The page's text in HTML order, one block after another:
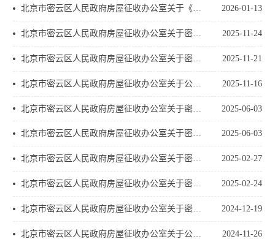
北京市密云区人民政府房屋征收办公室关于《密云水库防灾减灾及蓄水能力提升工程沙河地块配套九年一贯制学校建设工程项目房屋征收补偿方案（征求意见稿）》征求意见的公告 2026-01-13
北京市密云区人民政府房屋征收办公室关于密云水库防灾减灾及蓄水能力提升工程沙河地块配套九年一贯制学校建设工程项目房屋征收房地产价格评估机构协商投票结果的公告 2025-11-24
北京市密云区人民政府房屋征收办公室关于密云水库防灾减灾及蓄水能力提升工程沙河地块配套九年一贯制学校建设工程项目房屋征收协商投票选择房地产价格评估机构的通知 2025-11-21
北京市密云区人民政府房屋征收办公室关于公开选定密云水库防灾减灾及蓄水能力提升工程沙河地块配套九年一贯制学校建设工程项目房屋征收房地产价格评估机构报名的通知 2025-11-16
北京市密云区人民政府房屋征收办公室关于密云区大唐庄 小唐庄 王家楼三村棚户区改造项目国有土地上房屋征收预签房屋征收补偿安置协议工作的公告 2025-06-03
北京市密云区人民政府房屋征收办公室关于密云区大唐庄 小唐庄 王家楼三村棚户区改造项目国有土地上房屋征收补偿安置方案征求公众意见及修改情况的公告 2025-06-03
北京市密云区人民政府房屋征收办公室关于密云区大唐庄、小唐庄、王家楼三村棚户区改造项目房屋征收房地产价格评估机构协商投票结果的公告 2025-02-27
北京市密云区人民政府房屋征收办公室关于密云区大唐庄、小唐庄、王家楼三村棚户区改造项目国有土地上房屋征收协商投票选择房地产价格评估机构的通知 2025-02-24
北京市密云区人民政府房屋征收办公室关于密云水库防灾减灾及蓄水能力提升工程安置房及配套基础设施项目（沙河地块）房屋征收补偿方案征求公众意见及修改情况的通告 2024-12-19
北京市密云区人民政府房屋征收办公室关于公开选定密云区大唐庄 小唐庄 王家楼三村棚户区改造项目房屋征收房地产价格评估机构报名的通知 2024-11-26